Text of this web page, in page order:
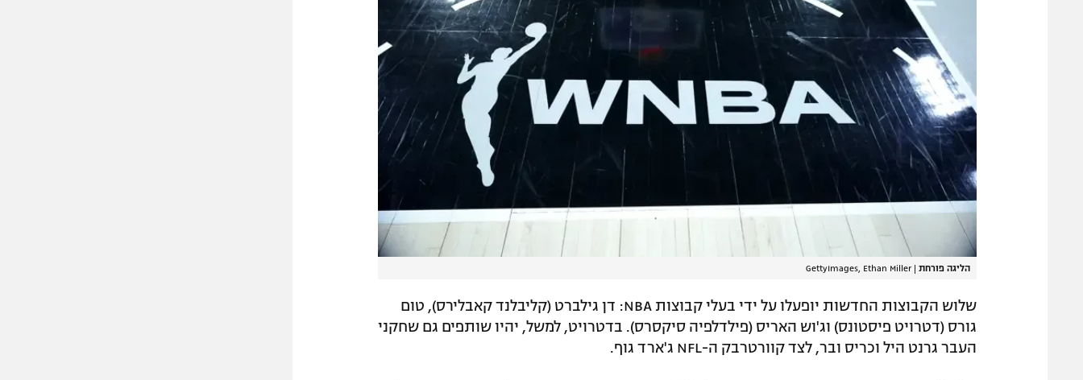
הליגה פורחת |
GettyImages, Ethan Miller
שלוש הקבוצות החדשות יופעלו על ידי בעלי קבוצות NBA: דן גילברט (קליבלנד קאבלירס), טום
גורס (דטרויט פיסטונס) וג'וש האריס (פילדלפיה סיקסרס). בדטרויט, למשל, יהיו שותפים גם שחקני
העבר גרנט היל וכריס ובר, לצד קוורטרבק ה-NFL ג'ארד גוף.